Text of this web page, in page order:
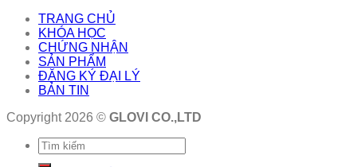
TRANG CHỦ
KHÓA HỌC
CHỨNG NHẬN
SẢN PHẨM
ĐĂNG KÝ ĐẠI LÝ
BẢN TIN
Copyright 2026 © GLOVI CO.,LTD